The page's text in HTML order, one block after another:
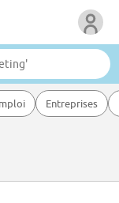
Entreprises